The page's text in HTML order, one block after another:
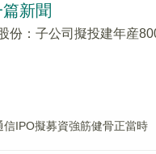
新聞
份：子公司擬投建年産
IPO擬募資強筋健骨正當時